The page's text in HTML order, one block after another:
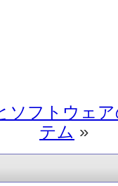
ソフトウェ
テム »